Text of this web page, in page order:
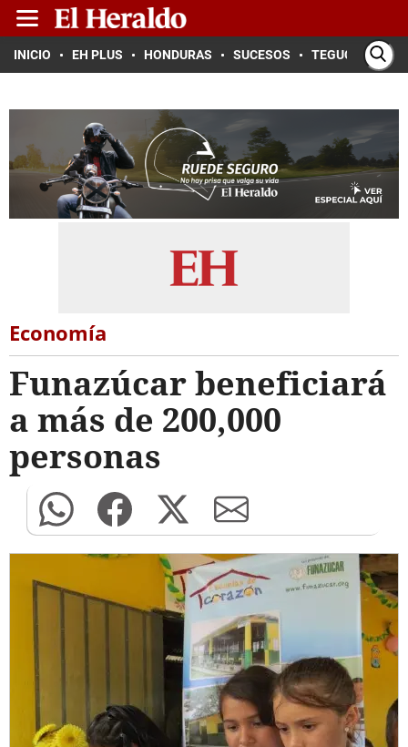
INICIO EH PLUS HONDURAS SUCESOS TEGUCIGALPA
Economía
Funazúcar beneficiará
a más de 200,000
personas